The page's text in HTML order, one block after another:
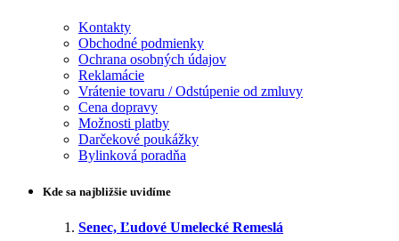
Kontakty
Obchodné podmienky
Ochrana osobných údajov
Reklamácie
Vrátenie tovaru / Odstúpenie od zmluvy
Cena dopravy
Možnosti platby
Darčekové poukážky
Bylinková poradňa
Kde sa najbližšie uvidíme
Senec, Ľudové Umelecké Remeslá